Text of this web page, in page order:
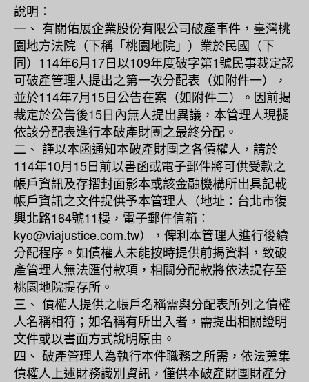
說明：
一、 有關佑展企業股份有限公司破產事件，臺灣桃
園地方法院（下稱「桃園地院」）業於民國（下
同）114年6月17日以109年度破字第1號民事裁定認
可破產管理人提出之第一次分配表（如附件一），
並於114年7月15日公告在案（如附件二）。因前揭
裁定於公告後15日內無人提出異議，本管理人現擬
依該分配表進行本破產財團之最終分配。
二、 謹以本函通知本破產財團之各債權人，請於
114年10月15日前以書函或電子郵件將可供受款之
帳戶資訊及存摺封面影本或該金融機構所出具記載
帳戶資訊之文件提供予本管理人（地址：台北市復
興北路164號11樓，電子郵件信箱：
kyo@viajustice.com.tw），俾利本管理人進行後續
分配程序。如債權人未能按時提供前揭資料，致破
產管理人無法匯付款項，相關分配款將依法提存至
桃園地院提存所。
三、 債權人提供之帳戶名稱需與分配表所列之債權
人名稱相符；如名稱有所出入者，需提出相關證明
文件或以書面方式說明原由。
四、 破產管理人為執行本件職務之所需，依法蒐集
債權人上述財務識別資訊，僅供本破產財團財產分